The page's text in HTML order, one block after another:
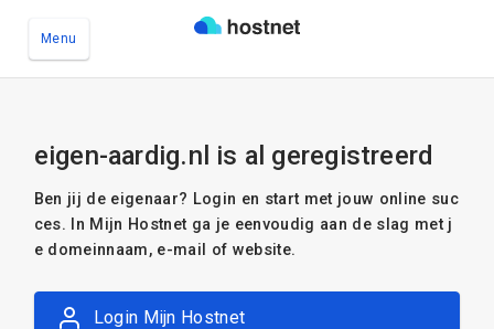
Menu
eigen-aardig.nl is al geregistreerd
Ben jij de eigenaar? Login en start met jouw online suc
ces. In Mijn Hostnet ga je eenvoudig aan de slag met j
e domeinnaam, e-mail of website.
Login Mijn Hostnet